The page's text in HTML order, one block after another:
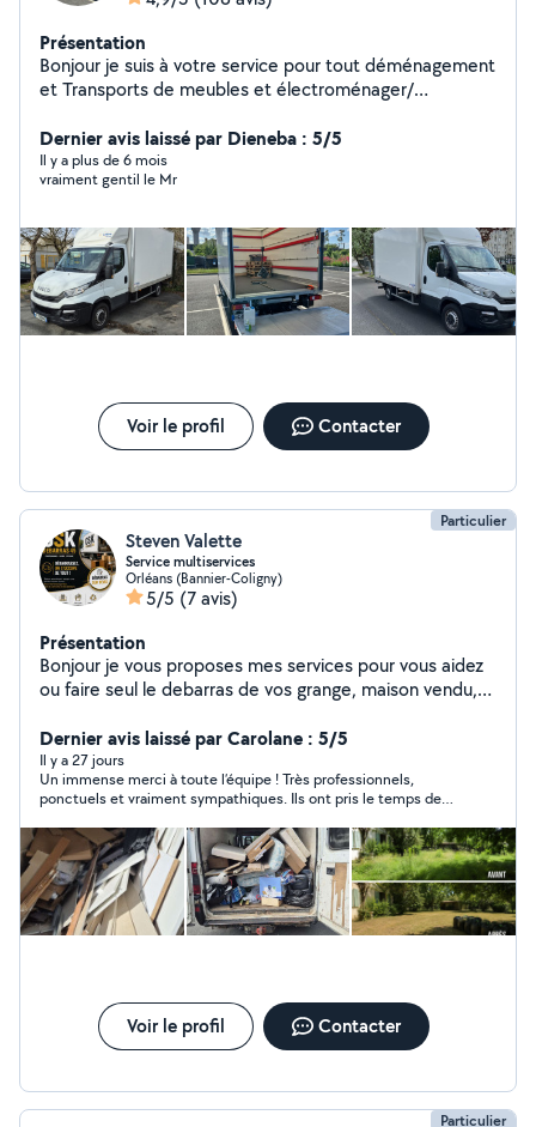
Présentation
Bonjour je suis à votre service pour tout déménagement
et Transports de meubles et électroménager/
Dernier avis laissé par Dieneba : 5/5
Il y a plus de 6 mois
vraiment gentil le Mr
Voir le profil Contacter
Particulier
Steven Valette
Service multiservices
Orléans (Bannier-Coligny)
5/5 (7 avis)
Présentation
Bonjour je vous proposes mes services pour vous aidez
ou faire seul le debarras de vos grange, maison vendu,
tondre vos pelouse et evacuez les déchets. N hesitez
pas a me contacter.
Dernier avis laissé par Carolane : 5/5
Il y a 27 jours
Un immense merci à toute l’équipe ! Très professionnels,
ponctuels et vraiment sympathiques. Ils ont pris le temps de
beaucoup de soin, puis de le remonter chez moi sans se
presser. Tout a été fait avec sérieux, efficacité et dans la bonne
humeur. C’est rare de rencontrer une équipe aussi
consciencieuse. Je les recommande les yeux fermés ! Merci
encore pour votre excellent travail. 😊
Voir le profil Contacter
Particulier